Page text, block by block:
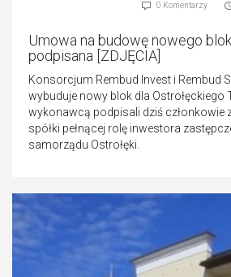
0 Komentarzy
Umowa na budowę nowego
podpisana [ZDJĘCIA]
Konsorcjum Rembud Invest i Rembud
wybuduje nowy blok dla Ostrołęckiego
wykonawcą podpisali dziś członkowie
spółki pełnącej rolę inwestora
samorządu Ostrołęki.